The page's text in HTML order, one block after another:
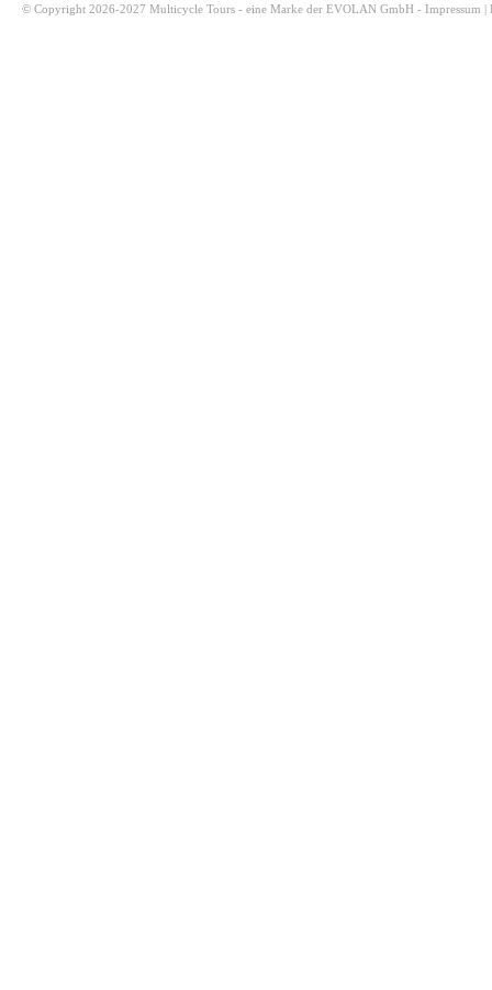
© Copyright 2026-2027 Multicycle Tours - eine Marke der EVOLAN GmbH - Impressum |